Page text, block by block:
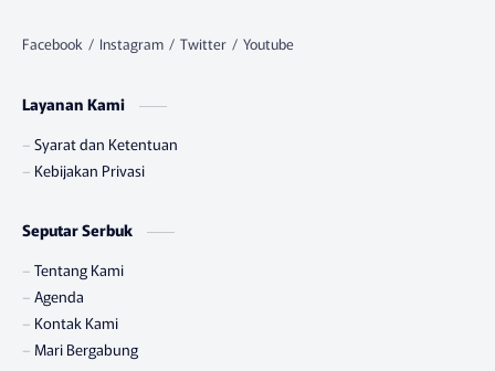
Layanan Kami
Syarat dan Ketentuan
Kebijakan Privasi
Seputar Serbuk
Tentang Kami
Agenda
Kontak Kami
Mari Bergabung